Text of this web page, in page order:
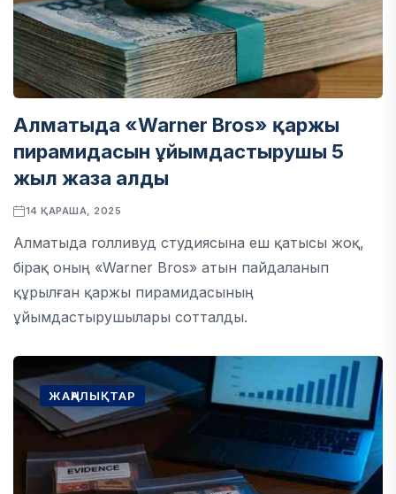
Алматыда «Warner Bros» қаржы
пирамидасын ұйымдастырушы 5
жыл жаза алды
14 ҚАРАША, 2025
Алматыда голливуд студиясына еш қатысы жоқ,
бірақ оның «Warner Bros» атын пайдаланып
құрылған қаржы пирамидасының
ұйымдастырушылары сотталды.
ЖАҢАЛЫҚТАР